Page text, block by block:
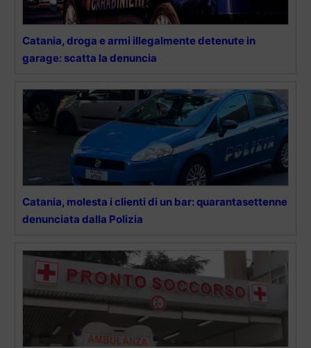
Catania, droga e armi illegalmente detenute in
garage: scatta la denuncia
Catania, molesta i clienti di un bar: quarantasettenne
denunciata dalla Polizia